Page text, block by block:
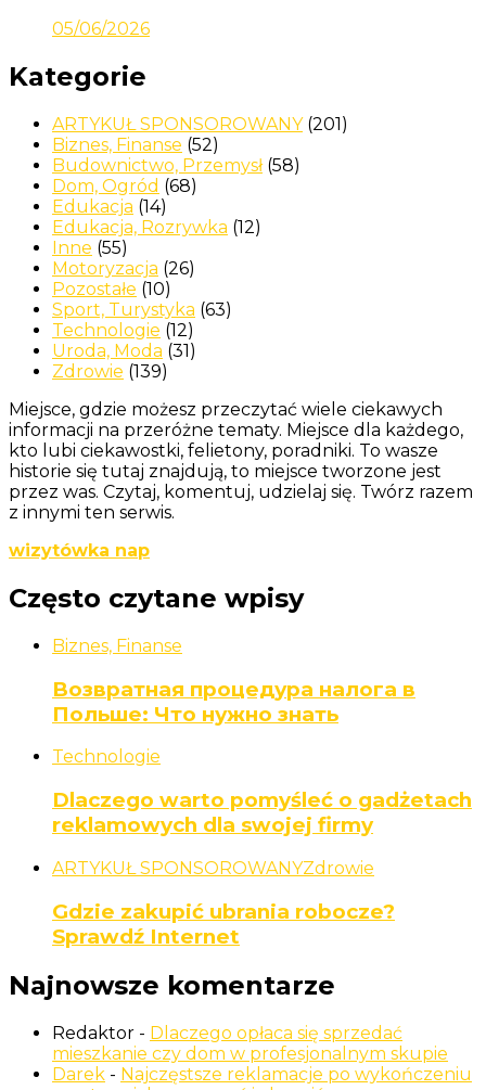
05/06/2026
Kategorie
ARTYKUŁ SPONSOROWANY(201)
Biznes, Finanse (52)
Budownictwo, Przemysł(58)
Dom, Ogród (68)
Edukacja (14)
Edukacja, Rozrywka (12)
Inne (55)
Motoryzacja (26)
Pozostałe (10)
Sport, Turystyka (63)
Technologie (12)
Uroda, Moda (31)
Zdrowie (139)
Miejsce, gdzie możesz przeczytać wiele ciekawych
informacji na przeróżne tematy. Miejsce dla każdego,
kto lubi ciekawostki, felietony, poradniki. To wasze
historie się tutaj znajdują, to miejsce tworzone jest
przez was. Czytaj, komentuj, udzielaj się. Twórz razem
z innymi ten serwis.
wizytówka nap
Często czytane wpisy
Biznes, Finanse
Возвратная процедура налога в
Польше: Что нужно знать
Technologie
Dlaczego warto pomyśleć o gadżetach
reklamowych dla swojej firmy
ARTYKUŁ SPONSOROWANYZdrowie
Gdzie zakupić ubrania robocze?
Sprawdź Internet
Najnowsze komentarze
Redaktor - Dlaczego opłaca się sprzedać
mieszkanie czy dom w profesjonalnym skupie
Darek - Najczęstsze reklamacje po wykończeniu